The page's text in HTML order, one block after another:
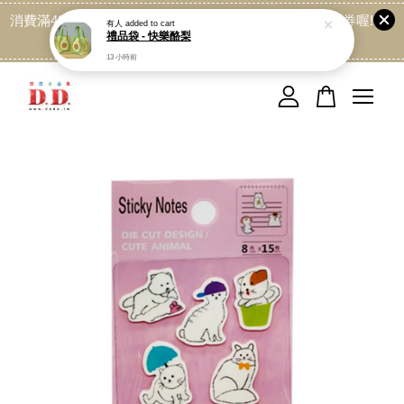
消費滿499免運喔, 記得加LINE:@dede168 領取專屬折扣券喔!
點我
您的購物車目前還是空的。
有人 added to cart
禮品袋 - 快樂酪梨
13 小時前